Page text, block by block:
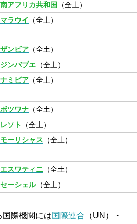
南アフリカ共和国
（全土）
マラウイ
（全土）
ザンビア （全土）
ジンバブエ （全土）
ナミビア （全土）
ボツワナ （全土）
レソト
（全土）
モーリシャス （全土）
エスワティニ （全土）
セーシェル（全土）
国際機関には国際連合 （UN）・